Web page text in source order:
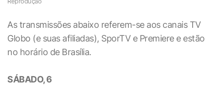
As transmissões abaixo referem-se aos canais TV
Globo (e suas afiliadas), SporTV e Premiere e estão
no horário de Brasília.
SÁBADO, 6